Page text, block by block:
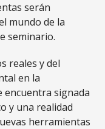
serán
mundo de la
seminario.
reales y del
en la
encuentra signada
y una realidad
herramientas